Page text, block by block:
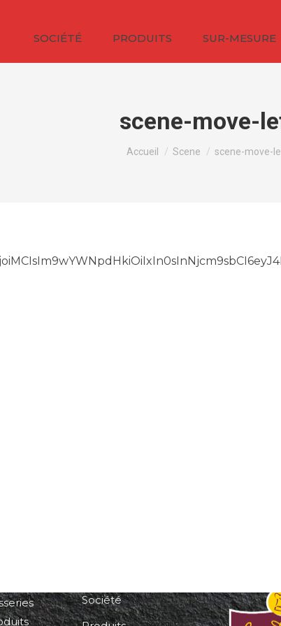
SOCIÉTÉ PRODUITS SUR-MESURE
scene-move-
Vous êtes ici :
Accueil Scene scene-move-
Société